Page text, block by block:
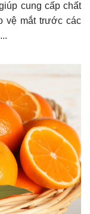
cung cấp chất
vệ mắt trước các